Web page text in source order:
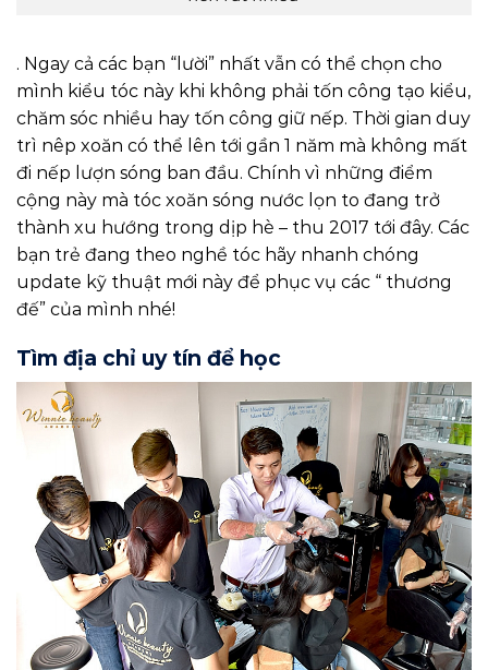
. Ngay cả các bạn “lười” nhất vẫn có thể chọn cho
mình kiểu tóc này khi không phải tốn công tạo kiểu,
chăm sóc nhiều hay tốn công giữ nếp. Thời gian duy
trì nêp xoăn có thể lên tới gần 1 năm mà không mất
đi nếp lượn sóng ban đầu. Chính vì những điểm
cộng này mà tóc xoăn sóng nước lọn to đang trở
thành xu hướng trong dịp hè – thu 2017 tới đây. Các
bạn trẻ đang theo nghề tóc hãy nhanh chóng
update kỹ thuật mới này để phục vụ các “ thương
đế” của mình nhé!
Tìm địa chỉ uy tín để học